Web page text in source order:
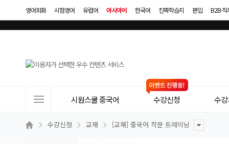
영어회화 시험영어 유럽어 아시아어 한국어 진짜학습지 편입 B2B·
트
시원스쿨 중국어 수강신청 수
수강신청 교재 [교재] 중국어 작문 트레이닝